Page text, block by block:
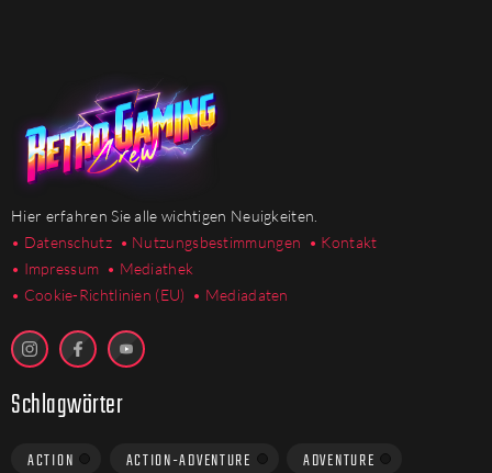
Hier erfahren Sie alle wichtigen Neuigkeiten.
• Datenschutz • Nutzungsbestimmungen • Kontakt
• Impressum • Mediathek
• Cookie-Richtlinien (EU) • Mediadaten
Schlagwörter
ACTION ACTION-ADVENTURE ADVENTURE